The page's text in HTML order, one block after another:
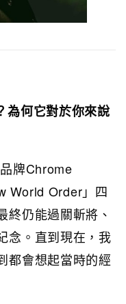
為何它對於你來說
牌Chrome
World Order」四
終仍能過關斬將、
念。直到現在，我
都會想起當時的經